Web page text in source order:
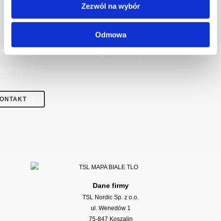
Zezwól na wybór
Odmowa
Zapraszamy
Dane firmy
TSL Nordic Sp. z o.o.
ul. Wenedów 1
75-847 Koszalin